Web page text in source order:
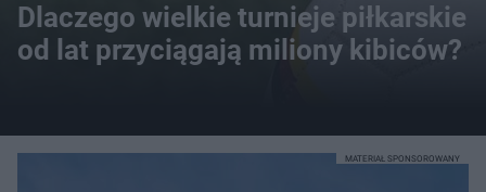
Dlaczego wielkie turnieje piłkarskie
od lat przyciągają miliony kibiców?
MATERIAŁ SPONSOROWANY